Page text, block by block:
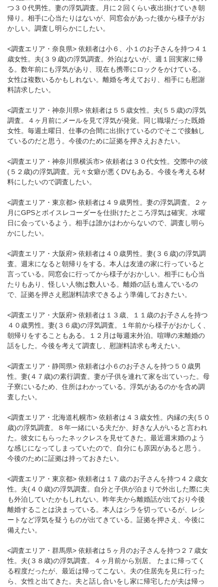
つ３０代男性。妻の浮気調査。月に２回くらい夜出掛けていき朝
帰り。相手に心当たりはないが、同窓会があった後から様子がお
かしい。調査し明らかにしたい。
<調査エリア・奈良県> 依頼者は小６、小１のお子さんを持つ４１
歳女性。夫(３９歳)の浮気調査。外泊はないが、週１回実家に帰
る。数年前にも浮気があり、現在も携帯にロックをかけている。
女性は複数いるかもしれない。離婚を考えており、相手にも慰謝
料請求したい。
<調査エリア・神奈川県> 依頼者は５５歳女性。夫(５５歳)の浮気
調査。４ヶ月前にメールを見て浮気が発覚。同じ職場だった既婚
女性。毎週土曜日、仕事の合間に出掛けているのでそこで接触し
ているのだと思う。今後のために証拠を押さえおきたい。
<調査エリア・神奈川県横浜市> 依頼者は３０代女性。交際中の彼
(５２歳)の浮気調査。元々女癖が悪くDVもある。今後を考える材
料にしたいので調査したい。
<調査エリア・東京都> 依頼者は４９歳男性。妻の浮気調査。２ヶ
月にGPSとボイスレコーダーを仕掛けたところ浮気は確実。水曜
日に会っているよう。相手は誰かはわからないので、調査し明ら
かにしたい。
<調査エリア・大阪府> 依頼者は４０歳男性。妻(３６歳)の浮気調
査。週末になると朝帰りをする。本人は友達の家に行っていると
言っている。同窓会に行ってから様子がおかしい。相手にも心当
たりもあり、怪しい人物は数人いる。離婚の話も進んでいるの
で、証拠を押さえ慰謝料請求できるよう準備しておきたい。
<調査エリア・大阪府> 依頼者は１３歳、１１歳のお子さんを持つ
４０歳男性。妻(３６歳)の浮気調査。１年前から様子がおかしく、
朝帰りをすることもある。１２月は毎週末外泊。喧嘩の末離婚の
話をした。今後を考えて調査し、慰謝料請求も考えたい。
<調査エリア・静岡県> 依頼者は小６のお子さんを持つ５０歳男
性。妻(４７歳)の素行調査。妻が子供を連れて家を出ていった。母
子寮にいるため、住所はわかっている。浮気があるのかを含め調
査したい。
<調査エリア・北海道札幌市> 依頼者は４３歳女性。内縁の夫(５０
歳)の浮気調査。８年一緒にいる夫だか、好きな人がいると言われ
た。彼女にもらったネックレスを見せてきた。最近週末婚のよう
な感じになってしまっていたので、自分にも原因があると思う。
今後のために証拠は持っておきたい。
<調査エリア・東京都> 依頼者は１７歳のお子さんを持つ４２歳女
性。夫(４０歳)の浮気調査。自分と子供が泊まりで外出した際に夫
も外泊していたかもしれない。昨年夫から離婚話が出ており今後
離婚することは決まっている。本人はシラを切っているが、レシ
ートなど浮気を疑うものが出てきている。証拠を押さえ、今後に
備えたい。
<調査エリア・群馬県> 依頼者は５ヶ月のお子さんを持つ２７歳女
性。夫(３８歳)の浮気調査。４ヶ月前から別居。 たまに帰ってく
る程度だったが、最近は帰ってこない。夫の住居先を見に行った
ら、女性と出てきた。夫と話し合いをし家に帰宅したが夫は帰っ